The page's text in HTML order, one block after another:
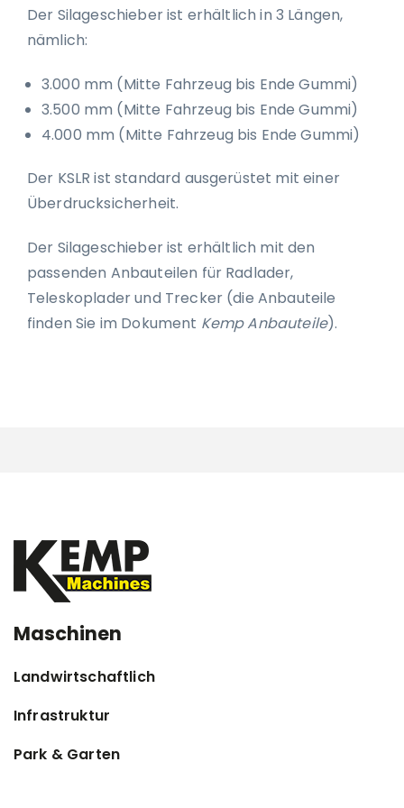
Der Silageschieber ist erhältlich in 3 Längen,
nämlich:
3.000 mm (Mitte Fahrzeug bis Ende Gummi)
3.500 mm (Mitte Fahrzeug bis Ende Gummi)
4.000 mm (Mitte Fahrzeug bis Ende Gummi)
Der KSLR ist standard ausgerüstet mit einer
Überdrucksicherheit.
Der Silageschieber ist erhältlich mit den
passenden Anbauteilen für Radlader,
Teleskoplader und Trecker (die Anbauteile
finden Sie im Dokument Kemp Anbauteile).
Maschinen
Landwirtschaftlich
Infrastruktur
Park & Garten